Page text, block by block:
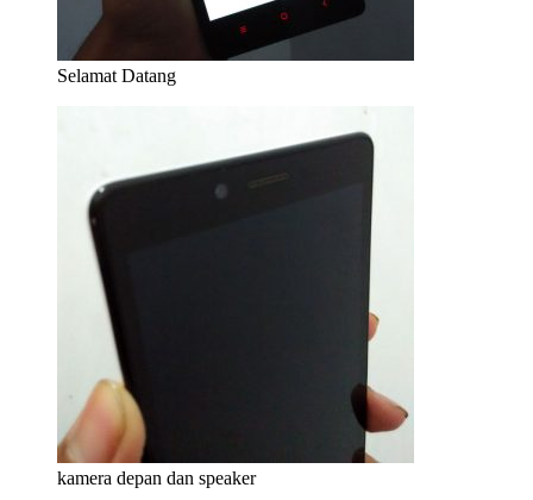
Selamat Datang
kamera depan dan speaker